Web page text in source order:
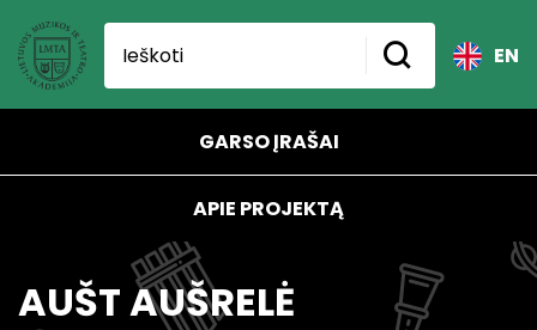
EN
GARSO ĮRAŠAI
APIE PROJEKTĄ
AUŠT AUŠRELĖ